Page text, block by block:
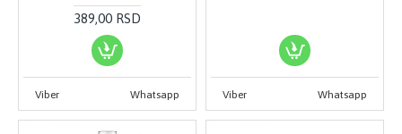
389,00 RSD
Viber Whatsapp Viber Whatsapp